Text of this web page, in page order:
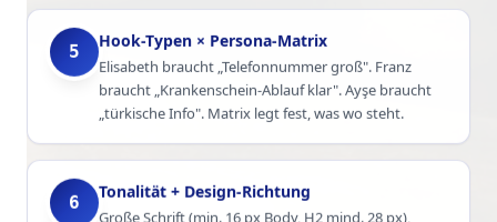
5
Hook-Typen × Persona-Matrix
Elisabeth braucht „Telefonnummer groß". Franz
braucht „Krankenschein-Ablauf klar". Ayşe braucht
„türkische Info". Matrix legt fest, was wo steht.
6
Tonalität + Design-Richtung